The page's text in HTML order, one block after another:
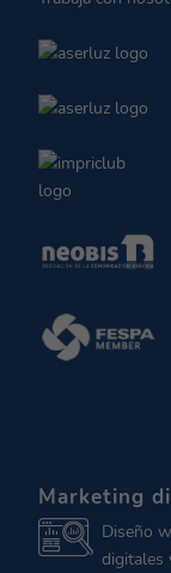
Marketing
Diseño
digitales